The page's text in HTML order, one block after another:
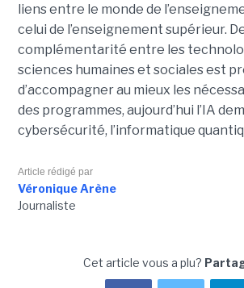
liens entre le monde de
celui de l’enseignement supérieur.
complémentarité entre les
sciences humaines et sociales est
d’accompagner au mieux les
des programmes, aujourd’hui l’IA
cybersécurité, l’informatique
Article rédigé par
Véronique Arène
Journaliste
Cet article vous a plu?